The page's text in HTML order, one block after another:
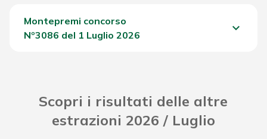
Montepremi concorso
Nº3086 del 1 Luglio 2026
keyboard_arrow_down
Scopri i risultati delle altre
estrazioni 2026 / Luglio